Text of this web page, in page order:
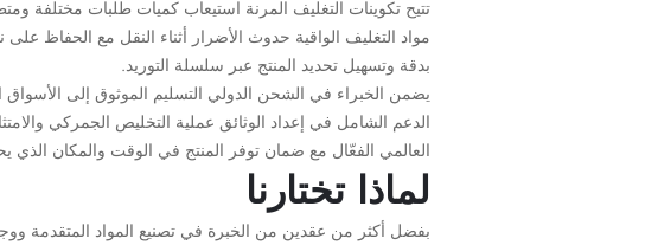
تتيح تكوينات التغليف المرنة استيعاب كميات طلبات مختلفة
مواد التغليف الواقية حدوث الأضرار أثناء النقل مع الحفاظ
بدقة وتسهيل تحديد المنتج عبر سلسلة التوريد.
يضمن الخبراء في الشحن الدولي التسليم الموثوق إلى الأسواق
الدعم الشامل في إعداد الوثائق عملية التخليص الجمركي
العالمي الفعّال مع ضمان توفر المنتج في الوقت والمكان الذي
لماذا تختارنا
بفضل أكثر من عقدين من الخبرة في تصنيع المواد